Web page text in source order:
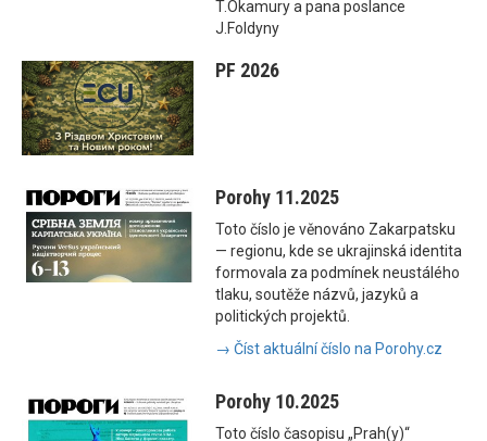
T.Okamury a pana poslance
J.Foldyny
PF 2026
Porohy 11.2025
Toto číslo je věnováno Zakarpatsku
— regionu, kde se ukrajinská identita
formovala za podmínek neustálého
tlaku, soutěže názvů, jazyků a
politických projektů.
→ Číst aktuální číslo na Porohy.cz
Porohy 10.2025
Toto číslo časopisu „Prah(y)“